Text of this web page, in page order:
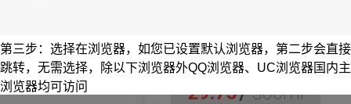
第三步：选择在浏览器，如您已设置默认浏览器，第二步会直接
跳转，无需选择，除以下浏览器外QQ浏览器、UC浏览器国内主
浏览器均可访问